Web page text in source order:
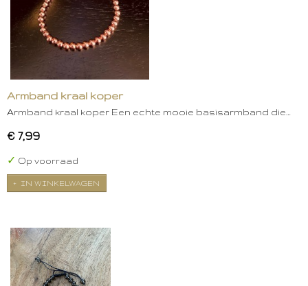
Armband kraal koper
Armband kraal koper Een echte mooie basisarmband die…
€ 7,99
✓ Op voorraad
IN WINKELWAGEN